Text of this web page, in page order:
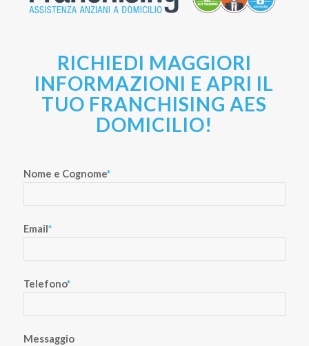
RICHIEDI MAGGIORI
INFORMAZIONI E APRI IL
TUO FRANCHISING AES
DOMICILIO!
Nome e Cognome*
Email*
Telefono*
Messaggio